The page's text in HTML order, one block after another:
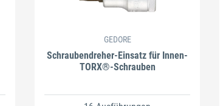
GEDORE
Schraubendreher-Einsatz für Innen-
TORX®-Schrauben